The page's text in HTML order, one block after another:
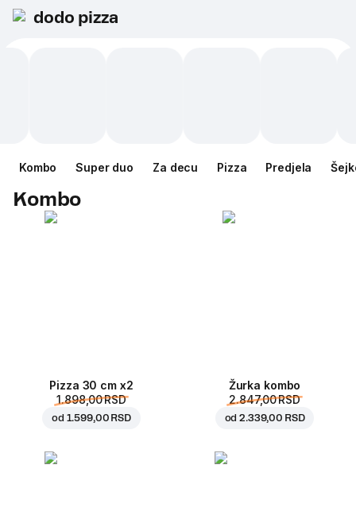
dodo pizza
Kombo Super duo Za decu Pizza Predjela
Kombo
Pizza 30 cm x2
1.898,00 RSD
od 1.599,00 RSD
Žurka kombo
2.847,00 RSD
od2.339,00 RSD